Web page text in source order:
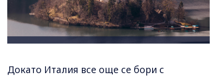
Докато Италия все още се бори с